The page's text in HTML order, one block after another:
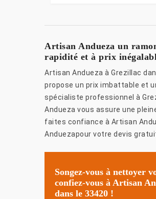
Artisan Andueza un
rapidité et à prix
Artisan Andueza à Grezillac
propose un prix imbattable et
spécialiste professionnel à
Andueza vous assure une
faites confiance à Artisan
Anduezapour votre devis
Songez-vous à nettoyer
confiez-vous à Artisan
dans le 33420 !